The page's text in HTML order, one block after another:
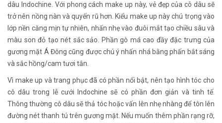
dâu Indochine. Với phong cách make up này, vẻ đẹp của cô dâu sẽ
trở nên nồng nàn và quyến rũ hơn. Kiểu make up này chú trọng vào
lớp nền căng mịn tự nhiên, nhấn nhẹ vào đuôi mắt tạo chiều sâu và
màu son đỏ tạo nét sắc sảo. Phần gò má cao đầy đặc trưng của
gương mặt Á Đông cũng được chú ý nhấn nhá bằng phấn bắt sáng
và sắc hồng/cam tươi tắn.
Vì make up và trang phục đã có phần nổi bật, nên tạo hình tóc cho
cô dâu trong lễ cưới Indochine sẽ có phần đơn giản và tinh tế.
Thông thường cô dâu sẽ thả tóc hoặc vấn lên nhẹ nhàng để tôn lên
đường nét thanh tú trên gương mặt. Nếu muốn thêm phần rạng rỡ,